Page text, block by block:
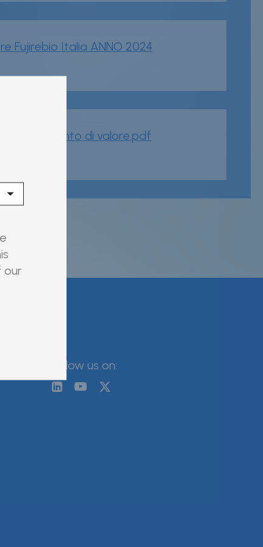
Fujirebio Italia ANNO 2024
trasferimento di valore.pdf
our
Follow us on: